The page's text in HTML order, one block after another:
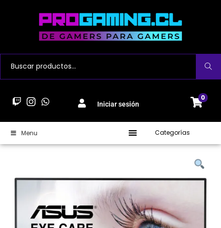
Buscar
Iniciar sesión
0
Menu Categorías